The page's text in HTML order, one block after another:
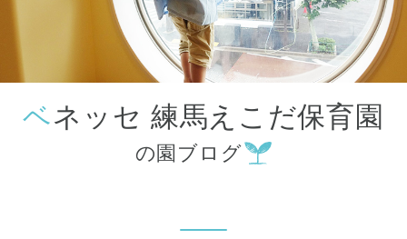
都道府県
から探す
ベネッセ 練馬えこだ保育園
の園ブログ